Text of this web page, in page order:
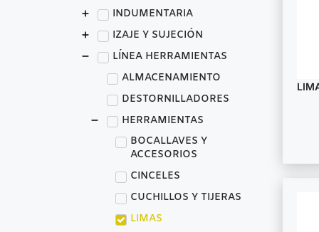
INDUMENTARIA
IZAJE Y SUJECIÓN
LÍNEA HERRAMIENTAS
ALMACENAMIENTO
DESTORNILLADORES
HERRAMIENTAS
BOCALLAVES Y
ACCESORIOS
CINCELES
CUCHILLOS Y TIJERAS
LIMAS